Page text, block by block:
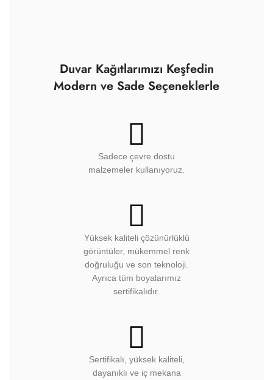
Duvar Kağıtlarımızı Keşfedin
Modern ve Sade Seçeneklerle
Sadece çevre dostu
malzemeler kullanıyoruz.
Yüksek kaliteli çözünürlüklü
görüntüler, mükemmel renk
doğruluğu ve son teknoloji.
Ayrıca tüm boyalarımız
sertifikalıdır.
Sertifikalı, yüksek kaliteli,
dayanıklı ve iç mekana